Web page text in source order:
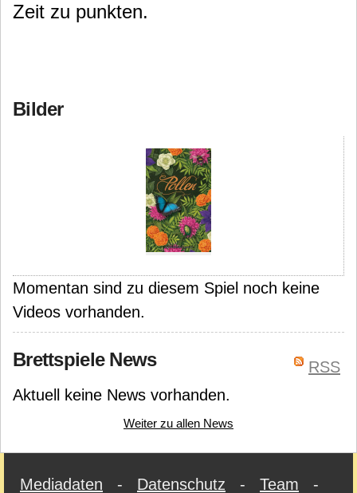
Zeit zu punkten.
Bilder
Momentan sind zu diesem Spiel noch keine
Videos vorhanden.
RSS
Brettspiele News
Aktuell keine News vorhanden.
Weiter zu allen News
Mediadaten - Datenschutz - Team -